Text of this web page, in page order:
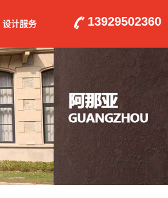
设计服务 13929502360